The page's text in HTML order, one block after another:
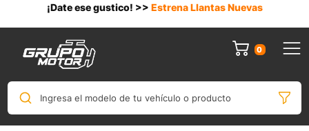
¡Date ese gustico! >> Estrena Llantas Nuevas
0
Ingresa el modelo de tu vehículo o producto